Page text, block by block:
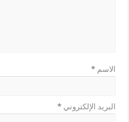
الاسم*
البريد الإلكتروني*